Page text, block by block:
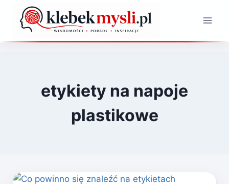
Przejdź
etykiety na napoje
plastikowe